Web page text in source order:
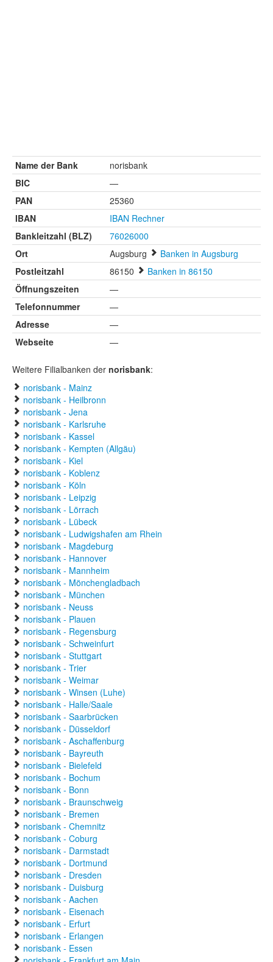
Name der Bank
norisbank
BIC
—
PAN
25360
IBAN
IBAN Rechner
Bankleitzahl (BLZ)
76026000
Ort
Augsburg
Banken in Augsburg
Postleitzahl
86150
Banken in 86150
Öffnungszeiten
—
Telefonnummer
—
Adresse
—
Webseite
—
Weitere Filialbanken der norisbank:
norisbank - Mainz
norisbank - Heilbronn
norisbank - Jena
norisbank - Karlsruhe
norisbank - Kassel
norisbank - Kempten (Allgäu)
norisbank - Kiel
norisbank - Koblenz
norisbank - Köln
norisbank - Leipzig
norisbank - Lörrach
norisbank - Lübeck
norisbank - Ludwigshafen am Rhein
norisbank - Magdeburg
norisbank - Hannover
norisbank - Mannheim
norisbank - Mönchengladbach
norisbank - München
norisbank - Neuss
norisbank - Plauen
norisbank - Regensburg
norisbank - Schweinfurt
norisbank - Stuttgart
norisbank - Trier
norisbank - Weimar
norisbank - Winsen (Luhe)
norisbank - Halle/Saale
norisbank - Saarbrücken
norisbank - Düsseldorf
norisbank - Aschaffenburg
norisbank - Bayreuth
norisbank - Bielefeld
norisbank - Bochum
norisbank - Bonn
norisbank - Braunschweig
norisbank - Bremen
norisbank - Chemnitz
norisbank - Coburg
norisbank - Darmstadt
norisbank - Dortmund
norisbank - Dresden
norisbank - Duisburg
norisbank - Aachen
norisbank - Eisenach
norisbank - Erfurt
norisbank - Erlangen
norisbank - Essen